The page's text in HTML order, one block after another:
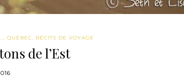
QUÉBEC RÉCITS DE VOYAGE
de l’Est